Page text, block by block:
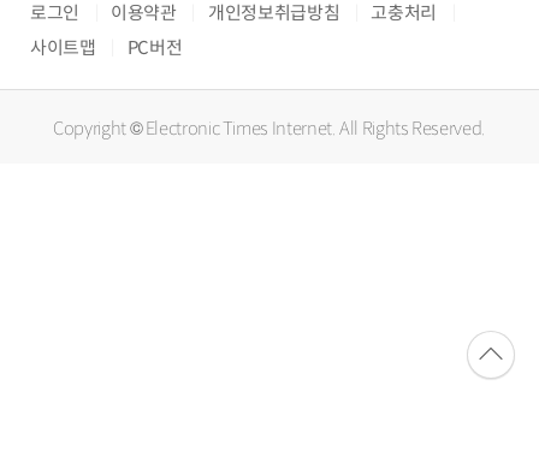
로그인 이용약관 개인정보취급방침
고충처리
사이트맵
PC버전
Copyright © Electronic Times Internet. All Rights Reserved.